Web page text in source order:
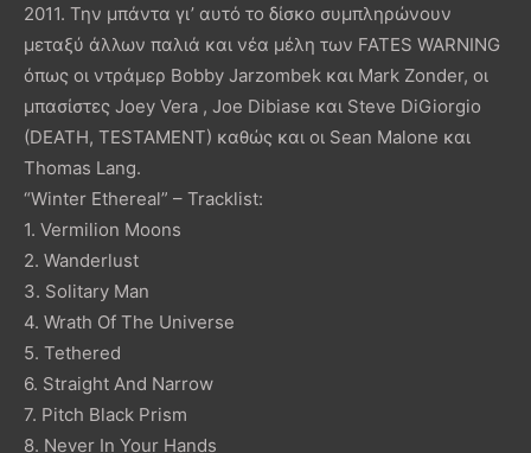
2011. Την μπάντα γι’ αυτό το δίσκο συμπληρώνουν
μεταξύ άλλων παλιά και νέα μέλη των FATES WARNING
όπως οι ντράμερ Bobby Jarzombek και Mark Zonder, οι
μπασίστες Joey Vera , Joe Dibiase και Steve DiGiorgio
(DEATH, TESTAMENT) καθώς και οι Sean Malone και
Thomas Lang.
“Winter Ethereal” – Tracklist:
1. Vermilion Moons
2. Wanderlust
3. Solitary Man
4. Wrath Of The Universe
5. Tethered
6. Straight And Narrow
7. Pitch Black Prism
8. Never In Your Hands